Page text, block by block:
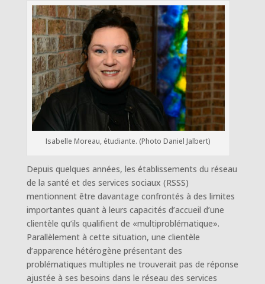
Isabelle Moreau, étudiante. (Photo Daniel Jalbert)
Depuis quelques années, les établissements du réseau
de la santé et des services sociaux (RSSS)
mentionnent être davantage confrontés à des limites
importantes quant à leurs capacités d’accueil d’une
clientèle qu’ils qualifient de «multiproblématique».
Parallèlement à cette situation, une clientèle
d’apparence hétérogène présentant des
problématiques multiples ne trouverait pas de réponse
ajustée à ses besoins dans le réseau des services